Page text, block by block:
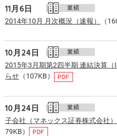
11月6日
2014年10月 月次概況（速報） （
10月24日
2015年3月期第2四半期 連結決算（
らせ （107KB）
10月24日
子会社（マネックス証券株式会社
79KB）